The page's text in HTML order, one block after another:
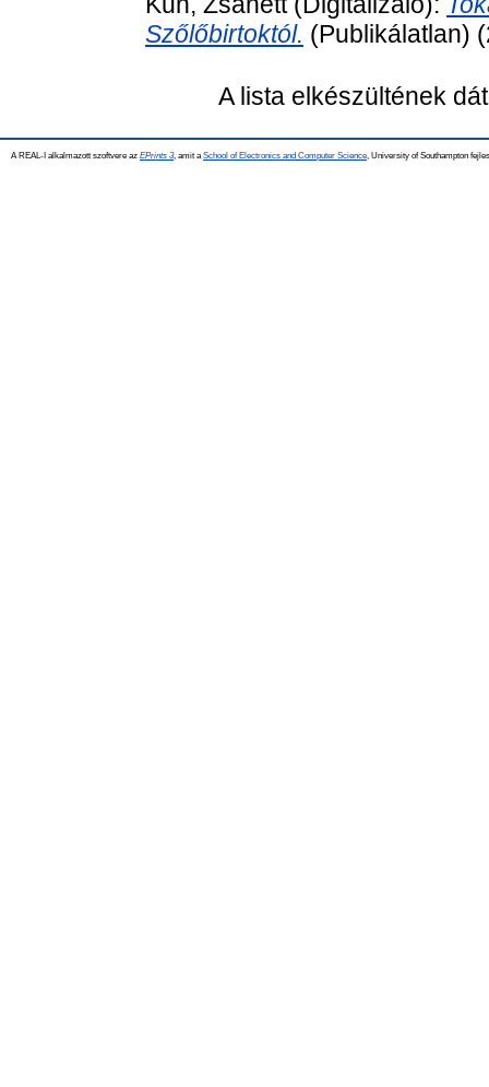
Szőlőbirtoktól. (Publikálatlan)
A lista elkészültének
A REAL-I alkalmazott szoftvere az EPrints 3, amit a School of Electronics and Computer Science , University of Southampton